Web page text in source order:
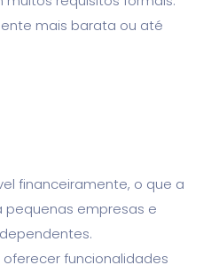
mais barata ou até
financeiramente, o que a
empresas e
oferecer funcionalidades